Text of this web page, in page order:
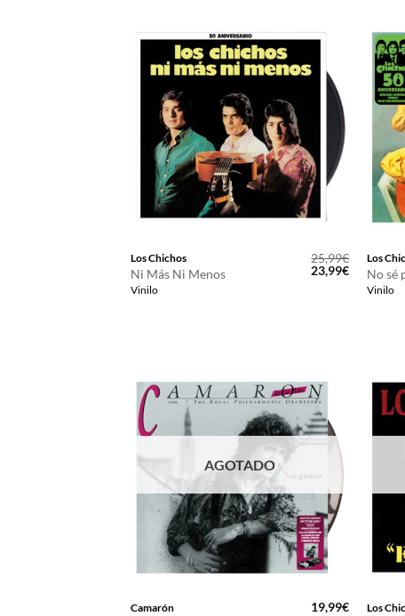
Los Chichos
Ni Más Ni Menos
Vinilo
25,99€
El
precio
23,99€El
precio
actual
Los
No sé
Vinilo
AGOTADO
Camarón 19,99€ Los